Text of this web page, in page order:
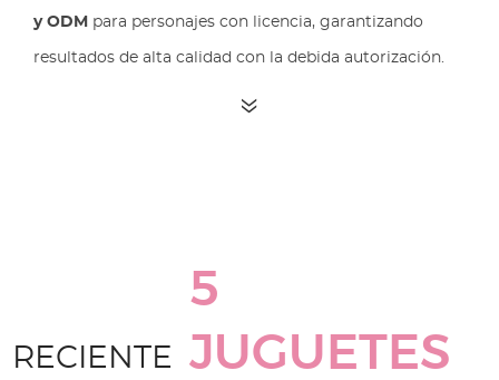
y ODM para personajes con licencia, garantizando
resultados de alta calidad con la debida autorización.
RECIENTE
5
JUGUETES